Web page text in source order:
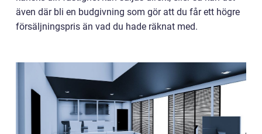
även där bli en budgivning som gör att du får ett högre
försäljningspris än vad du hade räknat med.